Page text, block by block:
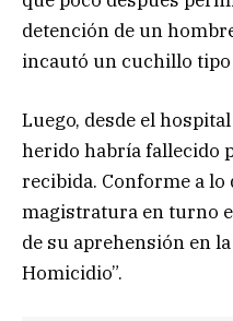
detención de un
incautó un cuchillo
Luego, desde el
herido habría fallecido
recibida. Conforme a
magistratura en turno
de su aprehensión en
Homicidio”.